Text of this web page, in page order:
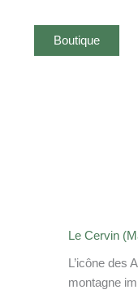
Boutique
Le Cervin
L’icône des
montagne